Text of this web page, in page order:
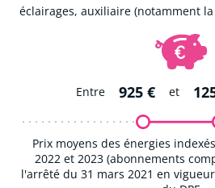
éclairages, auxiliaire (notamment
Entre 925 € et
Prix moyens des énergies
2022 et 2023 (abonnements
l'arrêté du 31 mars 2021 en